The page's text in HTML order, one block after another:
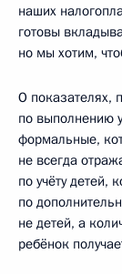
наших
готовы
но мы хотим,
О показателях,
по выполнению
формальные,
не всегда
по учёту детей,
по
не детей, а
ребёнок